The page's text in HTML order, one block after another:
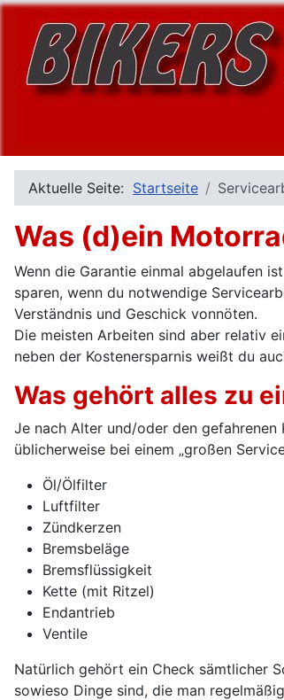
Aktuelle Seite: Startseite
Was (d)ein
Wenn die Garantie einmal abgelaufen
sparen, wenn du notwendige
Verständnis und Geschick vonnöten.
Die meisten Arbeiten sind aber relativ
neben der Kostenersparnis weißt du
Was gehört alles zu
Je nach Alter und/oder den
üblicherweise bei einem „großen
Öl/Ölfilter
Luftfilter
Zündkerzen
Bremsbeläge
Bremsflüssigkeit
Kette (mit Ritzel)
Endantrieb
Ventile
Natürlich gehört ein Check sämtlicher
sowieso Dinge sind, die man